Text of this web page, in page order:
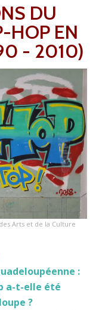
DU
HOP EN
- 2010)
Arts et de la Culture
:
a-t-elle été
?